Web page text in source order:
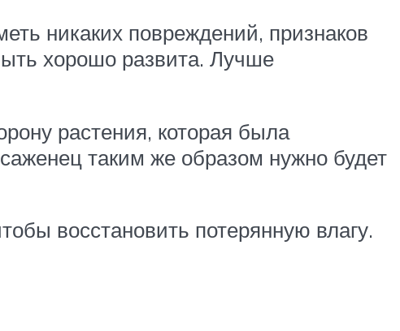
никаких повреждений, признаков
хорошо развита. Лучше
растения, которая была
таким же образом нужно будет
восстановить потерянную влагу.